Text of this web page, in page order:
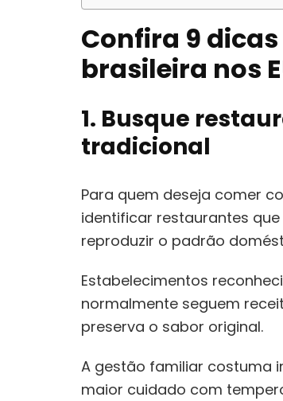
Confira 9
brasileira nos
1. Busque
tradicional
Para quem deseja comer
identificar restaurantes
reproduzir o padrão
Estabelecimentos
normalmente seguem
preserva o sabor original.
A gestão familiar costuma
maior cuidado com